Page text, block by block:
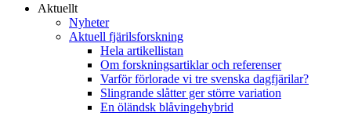
Aktuellt
Nyheter
Aktuell fjärilsforskning
Hela artikellistan
Om forskningsartiklar och referenser
Varför förlorade vi tre svenska dagfjärilar?
Slingrande slåtter ger större variation
En öländsk blåvingehybrid